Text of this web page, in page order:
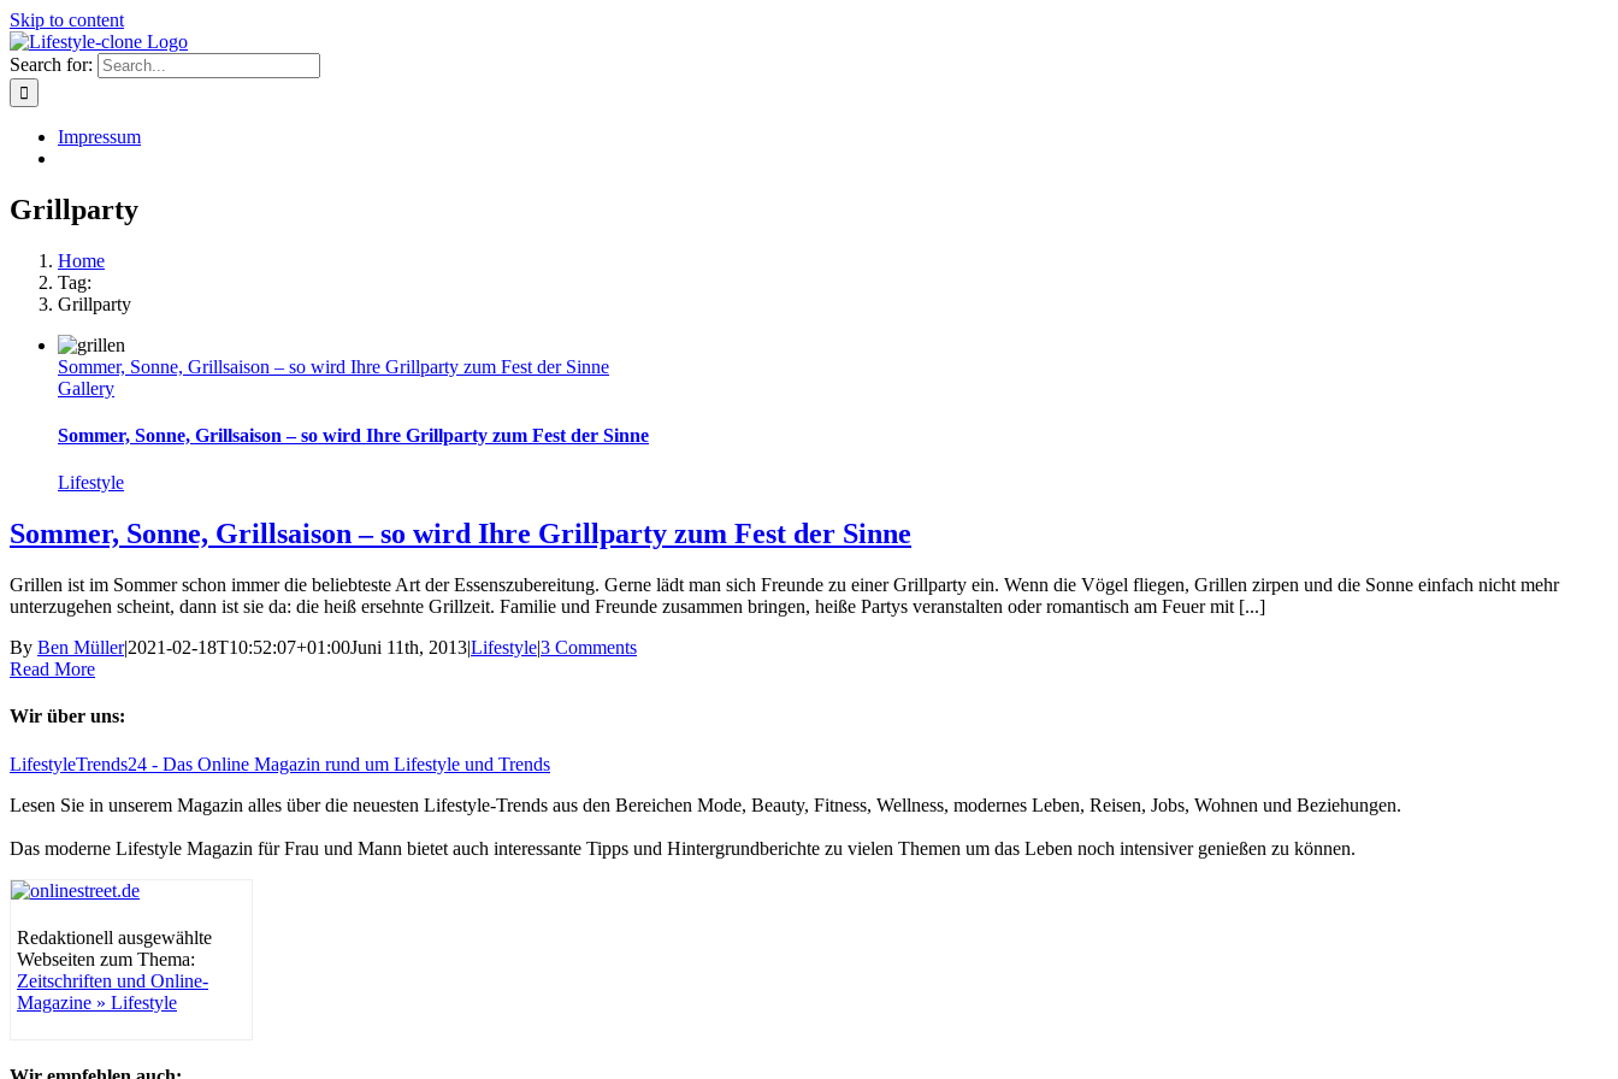
Skip to content
Search for:
Impressum
Grillparty
Home
Tag:
Grillparty
Sommer, Sonne, Grillsaison – so wird Ihre Grillparty zum Fest der Sinne
Gallery
Sommer, Sonne, Grillsaison – so wird Ihre Grillparty zum Fest der Sinne
Lifestyle
Sommer, Sonne, Grillsaison – so wird Ihre Grillparty zum Fest der Sinne
Grillen ist im Sommer schon immer die beliebteste Art der Essenszubereitung. Gerne lädt man sich Freunde zu einer Grillparty ein. Wenn die Vögel fliegen, Grillen zirpen und die Sonne einfach nicht mehr
unterzugehen scheint, dann ist sie da: die heiß ersehnte Grillzeit. Familie und Freunde zusammen bringen, heiße Partys veranstalten oder romantisch am Feuer mit [...]
By Ben Müller|2021-02-18T10:52:07+01:00Juni 11th, 2013|Lifestyle|3 Comments
Read More
Wir über uns:
LifestyleTrends24 - Das Online Magazin rund um Lifestyle und Trends
Lesen Sie in unserem Magazin alles über die neuesten Lifestyle-Trends aus den Bereichen Mode, Beauty, Fitness, Wellness, modernes Leben, Reisen, Jobs, Wohnen und Beziehungen.
Das moderne Lifestyle Magazin für Frau und Mann bietet auch interessante Tipps und Hintergrundberichte zu vielen Themen um das Leben noch intensiver genießen zu können.
Redaktionell ausgewählte
Webseiten zum Thema:
Zeitschriften und Online-
Magazine » Lifestyle